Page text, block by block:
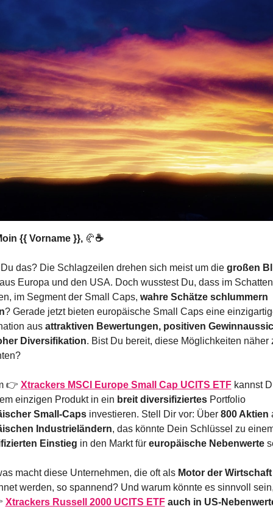
{{ Vorname }}, 🥐☕️
das? Die Schlagzeilen drehen sich meist um die großen
Europa und den USA. Doch wusstest Du, dass im
im Segment der Small Caps, wahre Schätze schlummern
? Gerade jetzt bieten europäische Small Caps eine
aus attraktiven Bewertungen, positiven
Diversifikation. Bist Du bereit, diese Möglichkeiten näher
👉 Xtrackers MSCI Europe Small Cap UCITS ETF kannst
einzigen Produkt in ein breit diversifiziertes
Portfolio
Small-Caps investieren. Stell Dir vor: Über 800 Aktien
Industrieländern
Einstieg in den Markt für europäische Nebenwerte
macht diese Unternehmen, die oft als Motor der Wirtschaft
werden, so spannend? Und warum könnte es sinnvoll
Xtrackers Russell 2000 UCITS ETF auch in US-